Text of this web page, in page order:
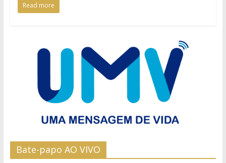
Read more
Bate-papo AO VIVO